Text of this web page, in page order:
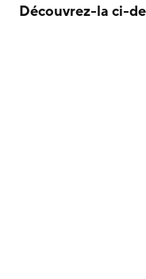
Découvrez-la ci-